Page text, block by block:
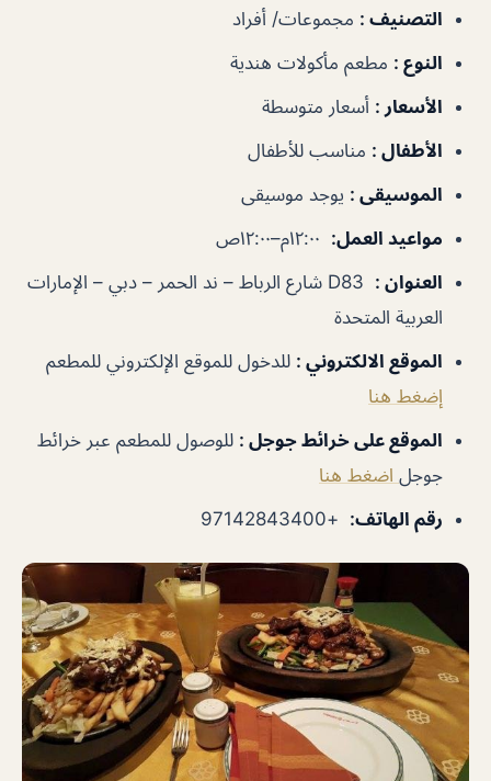
التصنيف : مجموعات/ أفراد
النوع : مطعم مأكولات هندية
الأسعار : أسعار متوسطة
الأطفال : مناسب للأطفال
الموسيقى : يوجد موسيقى
مواعيد العمل:
العنوان :
D83 شارع الرباط – ند الحمر – دبي – الإمارات
العربية المتحدة
الموقع الالكتروني : للدخول للموقع الإلكتروني للمطعم
إضغط هنا
الموقع على خرائط جوجل : للوصول للمطعم عبر خرائط
جوجل اضغط هنا
رقم الهاتف:
+97142843400